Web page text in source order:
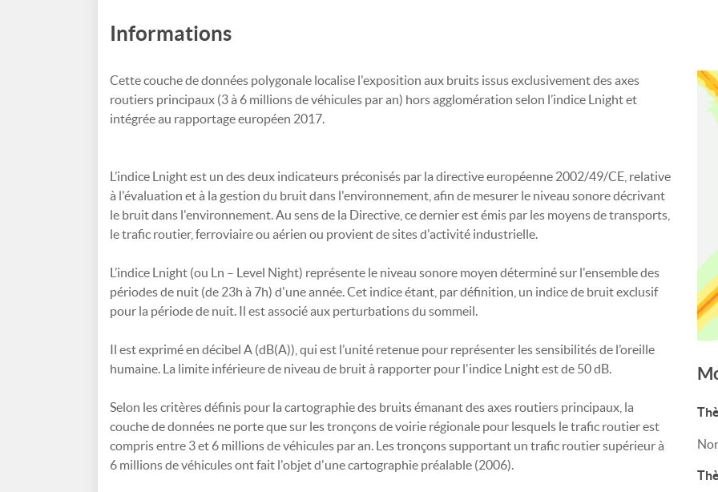
Informations
Cette couche de données polygonale localise l'exposition aux bruits issus exclusivement des axes
routiers principaux (3 à 6 millions de véhicules par an) hors agglomération selon l’indice Lnight et
intégrée au rapportage européen 2017.
L’indice Lnight est un des deux indicateurs préconisés par la directive européenne 2002/49/CE, relative
à l'évaluation et à la gestion du bruit dans l'environnement, afin de mesurer le niveau sonore décrivant
le bruit dans l'environnement. Au sens de la Directive, ce dernier est émis par les moyens de transports,
le trafic routier, ferroviaire ou aérien ou provient de sites d'activité industrielle.
L’indice Lnight (ou Ln – Level Night) représente le niveau sonore moyen déterminé sur l'ensemble des
périodes de nuit (de 23h à 7h) d'une année. Cet indice étant, par définition, un indice de bruit exclusif
pour la période de nuit. Il est associé aux perturbations du sommeil.
Il est exprimé en décibel A (dB(A)), qui est l’unité retenue pour représenter les sensibilités de l’oreille
humaine. La limite inférieure de niveau de bruit à rapporter pour l'indice Lnight est de 50 dB.
Selon les critères définis pour la cartographie des bruits émanant des axes routiers principaux, la
couche de données ne porte que sur les tronçons de voirie régionale pour lesquels le trafic routier est
compris entre 3 et 6 millions de véhicules par an. Les tronçons supportant un trafic routier supérieur à
6 millions de véhicules ont fait l'objet d'une cartographie préalable (2006).